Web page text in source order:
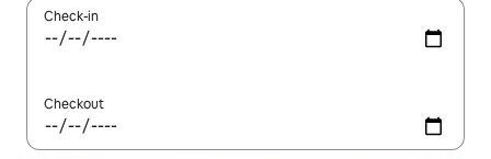
Check-in
Checkout